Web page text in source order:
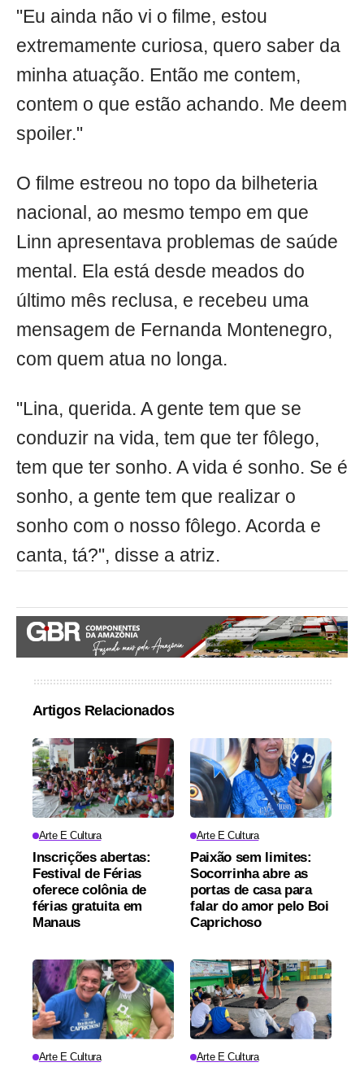
"Eu ainda não vi o filme, estou
extremamente curiosa, quero saber da
minha atuação. Então me contem,
contem o que estão achando. Me deem
spoiler."
O filme estreou no topo da bilheteria
nacional, ao mesmo tempo em que
Linn apresentava problemas de saúde
mental. Ela está desde meados do
último mês reclusa, e recebeu uma
mensagem de Fernanda Montenegro,
com quem atua no longa.
"Lina, querida. A gente tem que se
conduzir na vida, tem que ter fôlego,
tem que ter sonho. A vida é sonho. Se é
sonho, a gente tem que realizar o
sonho com o nosso fôlego. Acorda e
canta, tá?", disse a atriz.
Artigos Relacionados
Arte E Cultura
Inscrições abertas:
Festival de Férias
oferece colônia de
férias gratuita em
Manaus
Arte E Cultura
Paixão sem limites:
Socorrinha abre as
portas de casa para
falar do amor pelo Boi
Caprichoso
Arte E Cultura Arte E Cultura